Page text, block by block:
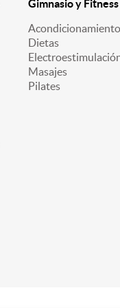
Gimnasio y Fitness
Dietas
Masajes
Pilates